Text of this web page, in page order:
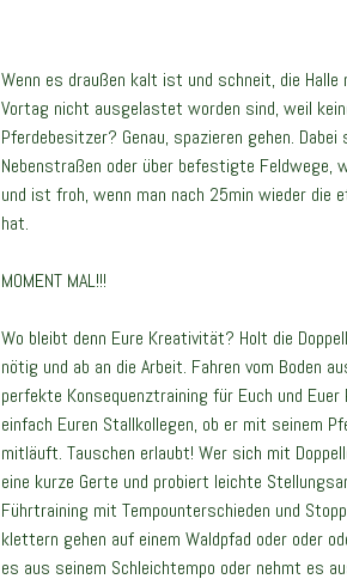
Wenn es draußen kalt ist und schneit, die
Vortag nicht ausgelastet worden sind, weil
Pferdebesitzer? Genau, spazieren gehen.
Nebenstraßen oder über befestigte Feldwege,
und ist froh, wenn man nach 25min wieder
hat.
MOMENT MAL!!!
Wo bleibt denn Eure Kreativität? Holt die
nötig und ab an die Arbeit. Fahren vom Boden
perfekte Konsequenztraining für Euch und
einfach Euren Stallkollegen, ob er mit seinem
mitläuft. Tauschen erlaubt! Wer sich mit
eine kurze Gerte und probiert leichte
Führtraining mit Tempounterschieden und
klettern gehen auf einem Waldpfad oder oder
es aus seinem Schleichtempo oder nehmt es